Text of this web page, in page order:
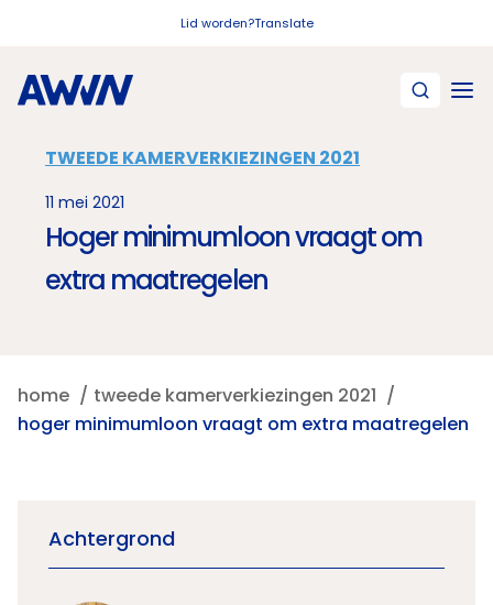
Lid worden?Translate
TWEEDE KAMERVERKIEZINGEN 2021
11 mei 2021
Hoger minimumloon vraagt om
extra maatregelen
home
tweede kamerverkiezingen 2021
hoger minimumloon vraagt om extra maatregelen
Achtergrond